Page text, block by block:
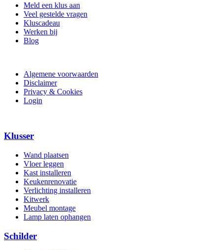
Meld een klus aan
Veel gestelde vragen
Kluscadeau
Werken bij
Blog
Algemene voorwaarden
Disclaimer
Privacy & Cookies
Login
Klusser
Wand plaatsen
Vloer leggen
Kast installeren
Keukenrenovatie
Verlichting installeren
Kitwerk
Meubel montage
Lamp laten ophangen
Schilder